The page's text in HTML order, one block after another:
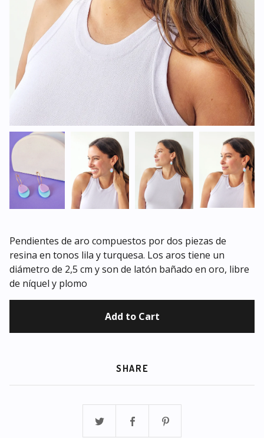
Pendientes de aro compuestos por dos piezas de
resina en tonos lila y turquesa. Los aros tiene un
diámetro de 2,5 cm y son de latón bañado en oro, libre
de níquel y plomo
Add to Cart
SHARE